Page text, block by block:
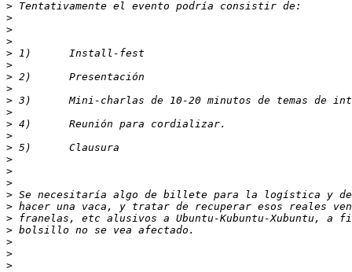
>
>
>
>
>
>
>
>
>
>
>
>
>
>
>
>
>
>
>
>
>
>
>